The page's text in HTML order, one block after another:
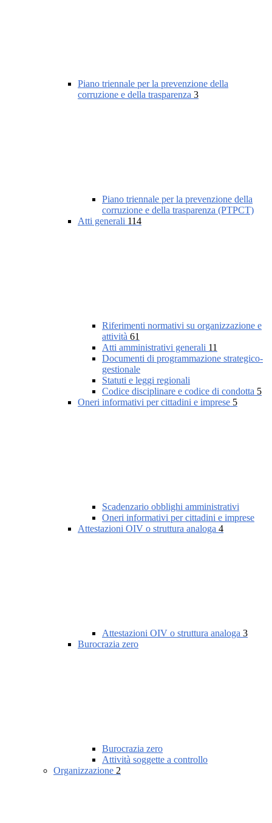
Piano triennale per la prevenzione della
corruzione e della trasparenza 3
Piano triennale per la prevenzione della
corruzione e della trasparenza (PTPCT)
Atti generali 114
Riferimenti normativi su organizzazione e
attività 61
Atti amministrativi generali 11
Documenti di programmazione strategico-
gestionale
Statuti e leggi regionali
Codice disciplinare e codice di condotta 5
Oneri informativi per cittadini e imprese 5
Scadenzario obblighi amministrativi
Oneri informativi per cittadini e imprese
Attestazioni OIV o struttura analoga 4
Attestazioni OIV o struttura analoga 3
Burocrazia zero
Burocrazia zero
Attività soggette a controllo
Organizzazione 2